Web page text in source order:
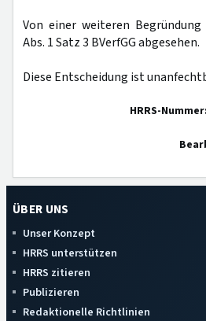
Von einer weiteren
Abs. 1 Satz 3 BVerfGG abgesehen.
Diese Entscheidung ist
HRRS-Nummer:
ÜBER UNS
Unser Konzept
HRRS unterstützen
HRRS zitieren
Publizieren
Redaktionelle Richtlinien